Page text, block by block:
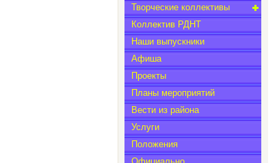
Творческие коллективы
Коллектив РДНТ
Наши выпускники
Афиша
Проекты
Планы мероприятий
Вести из района
Услуги
Положения